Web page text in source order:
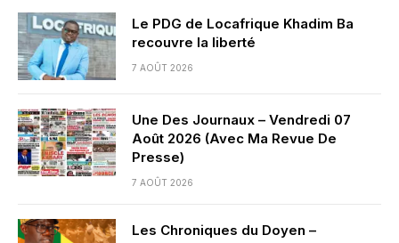
Le PDG de Locafrique Khadim Ba
recouvre la liberté
7 AOÛT 2026
Une Des Journaux – Vendredi 07
Août 2026 (Avec Ma Revue De
Presse)
7 AOÛT 2026
Les Chroniques du Doyen –